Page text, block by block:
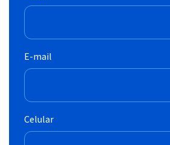
E-mail
Celular